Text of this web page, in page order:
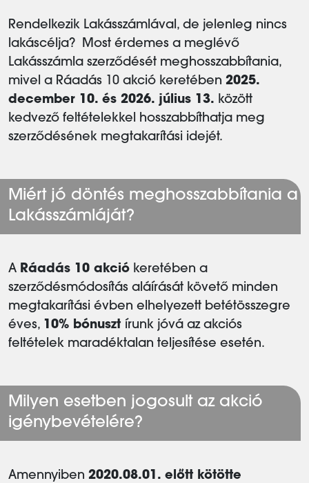
Rendelkezik Lakásszámlával, de jelenleg nincs
lakáscélja? Most érdemes a meglévő
Lakásszámla szerződését meghosszabbítania,
mivel a Ráadás 10 akció keretében 2025.
december 10. és 2026. július 13. között
kedvező feltételekkel hosszabbíthatja meg
szerződésének megtakarítási idejét.
Miért jó döntés meghosszabbítania a
Lakásszámláját?
A Ráadás 10 akció keretében a
szerződésmódosítás aláírását követő minden
megtakarítási évben elhelyezett betétösszegre
éves, 10% bónuszt írunk jóvá az akciós
feltételek maradéktalan teljesítése esetén.
Milyen esetben jogosult az akció
igénybevételére?
Amennyiben 2020.08.01. előtt kötötte